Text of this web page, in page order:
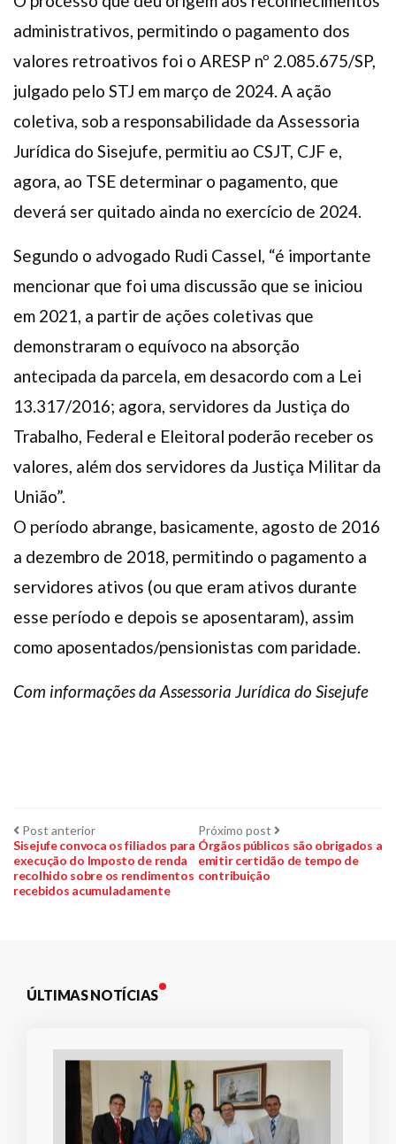
administrativos, permitindo o pagamento dos
valores retroativos foi o ARESP nº 2.085.675/SP,
julgado pelo STJ em março de 2024. A ação
coletiva, sob a responsabilidade da Assessoria
Jurídica do Sisejufe, permitiu ao CSJT, CJF e,
agora, ao TSE determinar o pagamento, que
deverá ser quitado ainda no exercício de 2024.
Segundo o advogado Rudi Cassel, “é importante
mencionar que foi uma discussão que se iniciou
em 2021, a partir de ações coletivas que
demonstraram o equívoco na absorção
antecipada da parcela, em desacordo com a Lei
13.317/2016; agora, servidores da Justiça do
Trabalho, Federal e Eleitoral poderão receber os
valores, além dos servidores da Justiça Militar da
União”.
O período abrange, basicamente, agosto de 2016
a dezembro de 2018, permitindo o pagamento a
servidores ativos (ou que eram ativos durante
esse período e depois se aposentaram), assim
como aposentados/pensionistas com paridade.
Com informações da Assessoria Jurídica do Sisejufe
Navegação
de
Post
Post anteriorPost
anterior:
Sisejufe convoca os filiados para
execução do Imposto de renda
recolhido sobre os rendimentos
recebidos acumuladamente
Próximo post Próximo
post:
Órgãos públicos são obrigados a
emitir certidão de tempo de
contribuição
ÚLTIMAS NOTÍCIAS